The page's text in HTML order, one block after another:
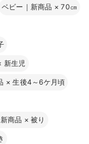
ベビー｜新商品 ×70㎝
新生児
×生後4～6ケ月頃
商品 ×被り